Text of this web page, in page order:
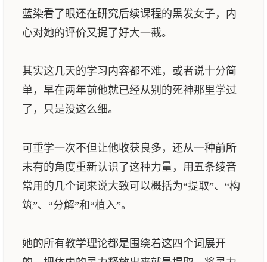
蓝染看了眼还在研究后续课程的黑发女子，内
心对她的评价又提了好大一截。
其实这几天的学习内容都不难，或者说十分简
单，早在两年前他就已经从别的死神那里学过
了，只是没这么细。
可重学一次不但让他收获良多，还从一种前所
未有的角度重新认识了这种力量，用五条绫音
常用的几个词来说大致可以概括为“提取”、“构
筑”、“分解”和“植入”。
她的所有教学理论都是围绕着这四个词展开